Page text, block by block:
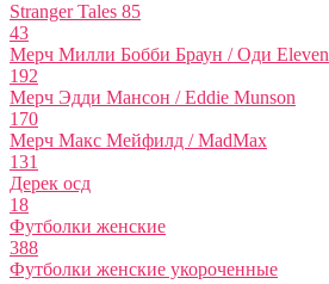
Stranger Tales 85
43
Мерч Милли Бобби Браун / Оди Eleven
192
Мерч Эдди Мансон / Eddie Munson
170
Мерч Макс Мейфилд / MadMax
131
Дерек осд
18
Футболки женские
388
Футболки женские укороченные